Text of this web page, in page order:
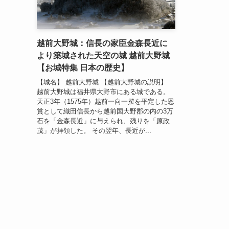
越前大野城：信長の家臣金森長近に
より築城された天空の城 越前大野城
【お城特集 日本の歴史】
【城名】 越前大野城 【越前大野城の説明】
越前大野城は福井県大野市にある城である。
天正3年（1575年）越前一向一揆を平定した恩
賞として織田信長から越前国大野郡の内の3万
石を「金森長近」に与えられ、残りを「原政
茂」が拝領した。 その翌年、長近が...